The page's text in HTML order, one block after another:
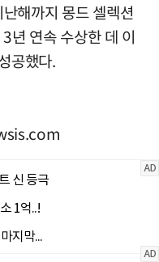
해까지 몽드 셀렉션
년 연속 수상한 데 이
공했다.